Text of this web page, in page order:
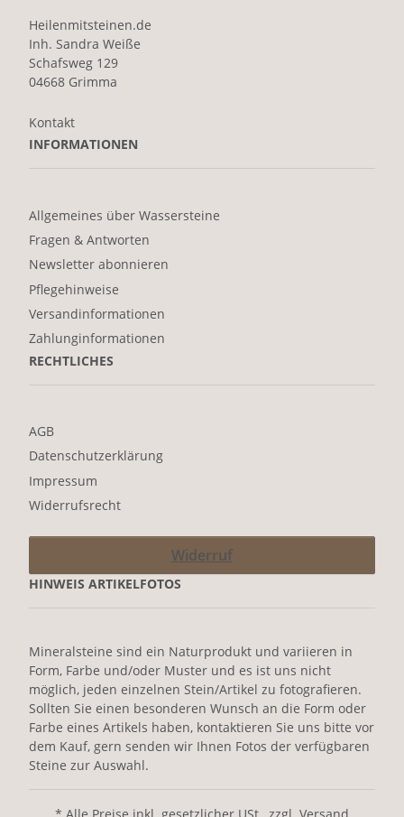
Heilenmitsteinen.de
Inh. Sandra Weiße
Schafsweg 129
04668 Grimma
Kontakt
INFORMATIONEN
Allgemeines über Wassersteine
Fragen & Antworten
Newsletter abonnieren
Pflegehinweise
Versandinformationen
Zahlunginformationen
RECHTLICHES
AGB
Datenschutzerklärung
Impressum
Widerrufsrecht
Widerruf
HINWEIS ARTIKELFOTOS
Mineralsteine sind ein Naturprodukt und variieren in
Form, Farbe und/oder Muster und es ist uns nicht
möglich, jeden einzelnen Stein/Artikel zu fotografieren.
Sollten Sie einen besonderen Wunsch an die Form oder
Farbe eines Artikels haben, kontaktieren Sie uns bitte vor
dem Kauf, gern senden wir Ihnen Fotos der verfügbaren
Steine zur Auswahl.